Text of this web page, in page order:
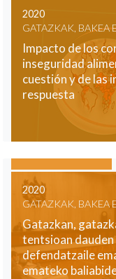
2020
GATAZKAK, BAKEA
Impacto de los
inseguridad
cuestión y de las
respuesta
2020
GATAZKAK, BAKEA
Gatazkan,
tentsioan
defendatzaile
emateko